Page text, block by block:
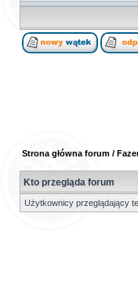
Strona główna forum /
Kto przegląda forum
Użytkownicy przeglądający